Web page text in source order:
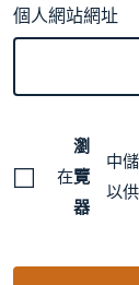
個人網站網址
在
瀏
覽
器
中
以